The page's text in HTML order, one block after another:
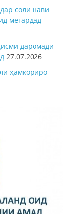
соли нави
мегардад
даромади
27.07.2026
ҳамкориро